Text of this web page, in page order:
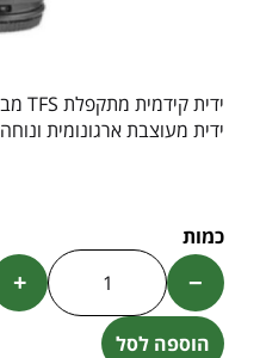
ידית מעוצבת ארגונומית
−
+
הוספה לסל